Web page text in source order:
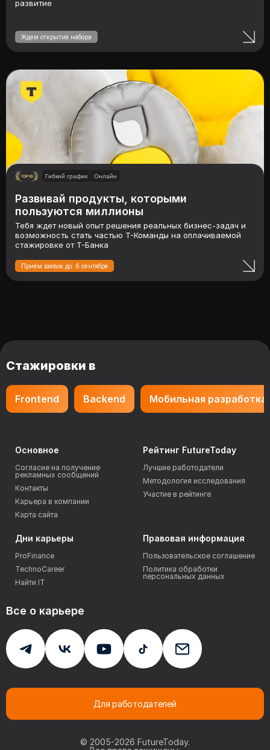
развитие
Ждем открытия набора
Гибкий график Онлайн
Развивай продукты, которыми
пользуются миллионы
Тебя ждет новый опыт решения реальных бизнес-задач и
возможность стать частью Т-Команды на оплачиваемой
стажировке от Т-Банка
Приём заявок до: 6 сентября
Стажировки в
Frontend Backend Мобильная разработка
Для работодателей
© 2005-2026 FutureToday.
Все о карьере
Основное
Согласие на получение
рекламных сообщений
Контакты
Карьера в компании
Карта сайта
Рейтинг FutureToday
Лучшие работодатели
Методология исследования
Участие в рейтинге
Дни карьеры
ProFinance
TechnoCareer
Найти IT
Правовая информация
Пользовательское соглашение
Политика обработки
персональных данных